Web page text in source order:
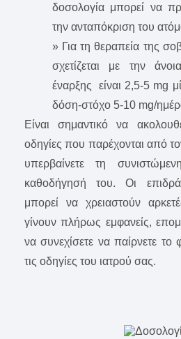
δοσολογία μπορεί να
την ανταπόκριση του
» Για τη θεραπεία της
σχετίζεται με την
έναρξης είναι 2,5-5 mg
δόση-στόχο 5-10 mg/
Είναι σημαντικό να
οδηγίες που παρέχονται από
υπερβαίνετε τη
καθοδήγησή του. Οι
μπορεί να χρειαστούν
γίνουν πλήρως εμφανείς,
να συνεχίσετε να παίρνετε
τις οδηγίες του ιατρού σας.